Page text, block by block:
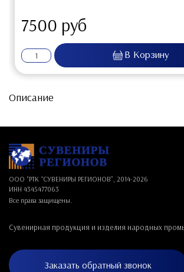
7500 руб
Описание
ООО "РТК “СУВЕНИРЫ РЕГИОНОВ”, 2014-2026
ИНН 4345477063
Все права защищены.
Сувенирная продукция и изделия народных
Заказать обратный звонок